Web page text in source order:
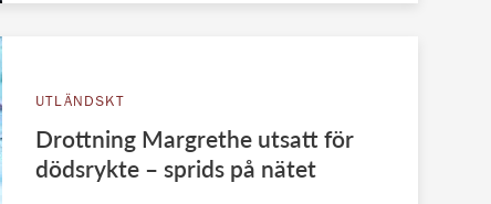
UTLÄNDSKT
Drottning Margrethe utsatt för
dödsrykte – sprids på nätet